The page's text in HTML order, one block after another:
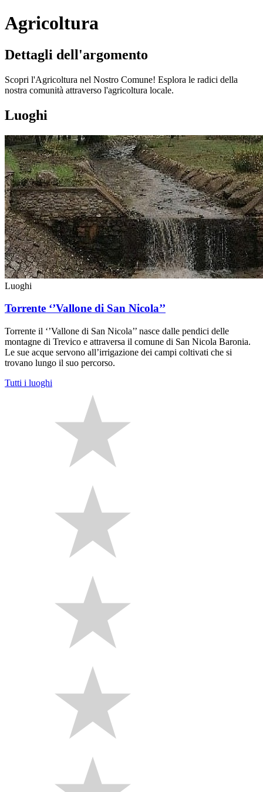
Agricoltura
Dettagli dell'argomento
Scopri l'Agricoltura nel Nostro Comune! Esplora le radici della
nostra comunità attraverso l'agricoltura locale.
Luoghi
Luoghi
Torrente ‘’Vallone di San Nicola’’
Torrente il ‘’Vallone di San Nicola’’ nasce dalle pendici delle
montagne di Trevico e attraversa il comune di San Nicola Baronia.
Le sue acque servono all’irrigazione dei campi coltivati che si
trovano lungo il suo percorso.
Tutti i luoghi